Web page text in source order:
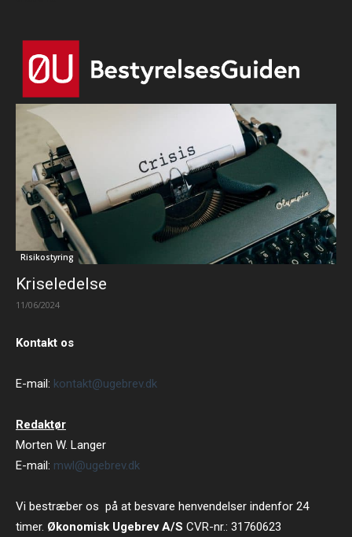
Risikostyring
Kriseledelse
11/06/2024
Kontakt os
E-mail: kontakt@ugebrev.dk
Redaktør
Morten W. Langer
E-mail: mwl@ugebrev.dk
Vi bestræber os på at besvare henvendelser indenfor 24
timer. Økonomisk Ugebrev A/S CVR-nr.: 31760623